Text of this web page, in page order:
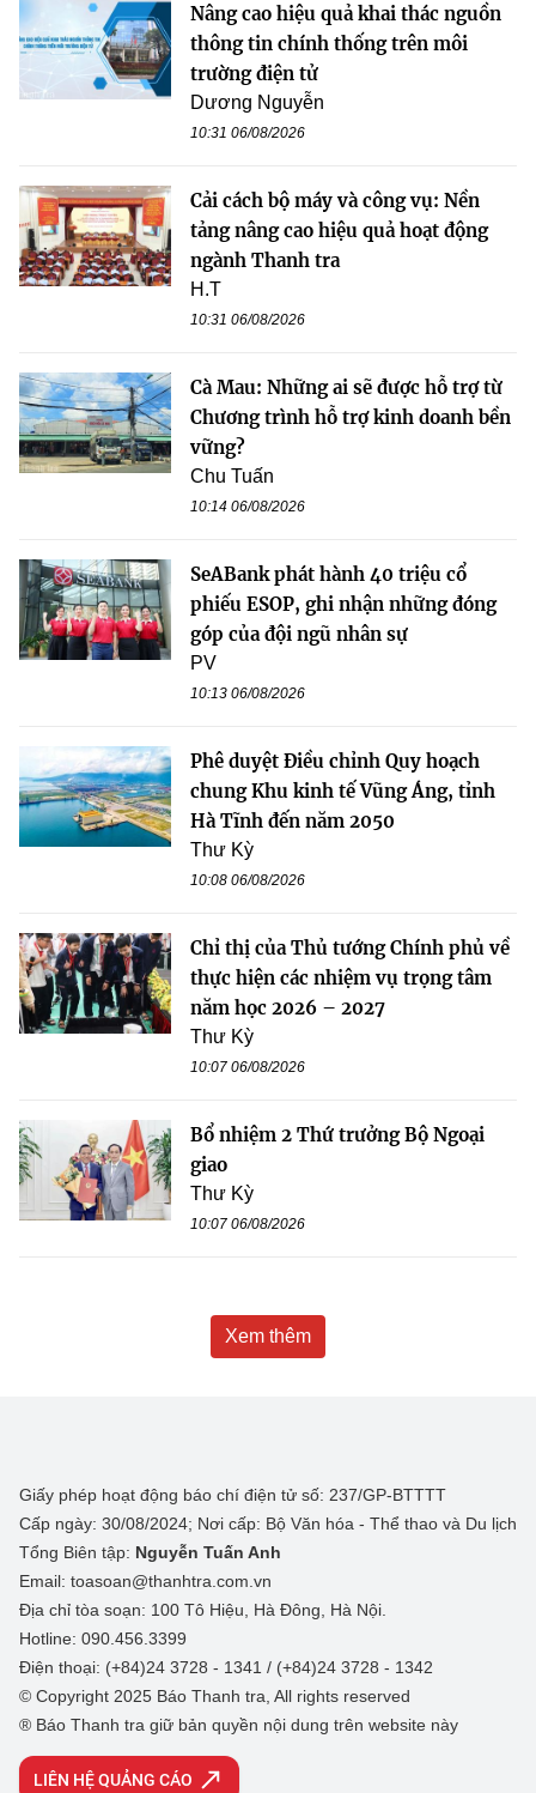
Nâng cao hiệu quả khai thác nguồn
thông tin chính thống trên môi
trường điện tử
Dương Nguyễn
10:31 06/08/2026
Cải cách bộ máy và công vụ: Nền
tảng nâng cao hiệu quả hoạt động
ngành Thanh tra
H.T
10:31 06/08/2026
Cà Mau: Những ai sẽ được hỗ trợ từ
Chương trình hỗ trợ kinh doanh bền
vững?
Chu Tuấn
10:14 06/08/2026
SeABank phát hành 40 triệu cổ
phiếu ESOP, ghi nhận những đóng
góp của đội ngũ nhân sự
PV
10:13 06/08/2026
Phê duyệt Điều chỉnh Quy hoạch
chung Khu kinh tế Vũng Áng, tỉnh
Hà Tĩnh đến năm 2050
Thư Kỳ
10:08 06/08/2026
Chỉ thị của Thủ tướng Chính phủ về
thực hiện các nhiệm vụ trọng tâm
năm học 2026 – 2027
Thư Kỳ
10:07 06/08/2026
Bổ nhiệm 2 Thứ trưởng Bộ Ngoại
giao
Thư Kỳ
10:07 06/08/2026
Xem thêm
Giấy phép hoạt động báo chí điện tử số: 237/GP-BTTTT
Cấp ngày: 30/08/2024; Nơi cấp: Bộ Văn hóa - Thể thao và Du lịch
Tổng Biên tập: Nguyễn Tuấn Anh
Email: toasoan@thanhtra.com.vn
Địa chỉ tòa soạn: 100 Tô Hiệu, Hà Đông, Hà Nội.
Hotline: 090.456.3399
Điện thoại: (+84)24 3728 - 1341 / (+84)24 3728 - 1342
© Copyright 2025 Báo Thanh tra, All rights reserved
® Báo Thanh tra giữ bản quyền nội dung trên website này
LIÊN HỆ QUẢNG CÁO